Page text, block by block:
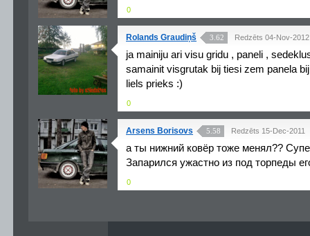
0
Rolands Graudiņš 3.62 Redzēts 04-Nov-2012
ja mainiju ari visu gridu , paneli ,
samainit visgrutak bij tiesi zem panela
liels prieks :)
0
Arsens Borisovs 5.58 Redzēts 15-Dec-2011
а ты нижний ковёр тоже менял??
Запарился ужастно из под торпеды
0